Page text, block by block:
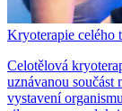
Kryoterapie celého
Celotělová
uznávanou součást
vystavení